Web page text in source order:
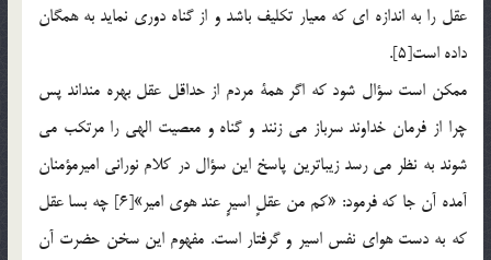
عقل را به اندازه اي كه معيار تكليف باشد و از گناه دوري نمايد به همگان
داده است[5].
ممكن است سؤال شود كه اگر همة مردم از حداقل عقل بهره منداند پس
چرا از فرمان خداوند سرباز مي زنند و گناه و معصيت الهي را مرتكب مي
شوند به نظر مي رسد زيباترين پاسخ اين سؤال در كلام نوراني اميرمؤمنان
آمده آن جا كه فرمود: «كم من عقلٍ اسيرٍ عند هوي امير»[6] چه بسا عقل
كه به دست هواي نفس اسير و گرفتار است. مفهوم اين سخن حضرت آن